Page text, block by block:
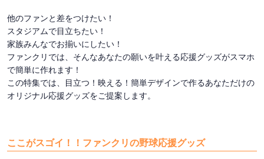
他のファンと差をつけたい！
スタジアムで目立ちたい！
家族みんなでお揃いにしたい！
ファンクリでは、そんなあなたの願いを叶える応援グッズがスマホ
で簡単に作れます！
この特集では、目立つ！映える！簡単デザインで作るあなただけの
オリジナル応援グッズをご提案します。
ここがスゴイ！！ファンクリの野球応援グッズ